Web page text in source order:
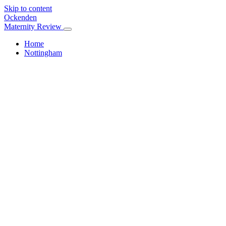
Skip to content
Ockenden
Maternity Review
Home
Nottingham